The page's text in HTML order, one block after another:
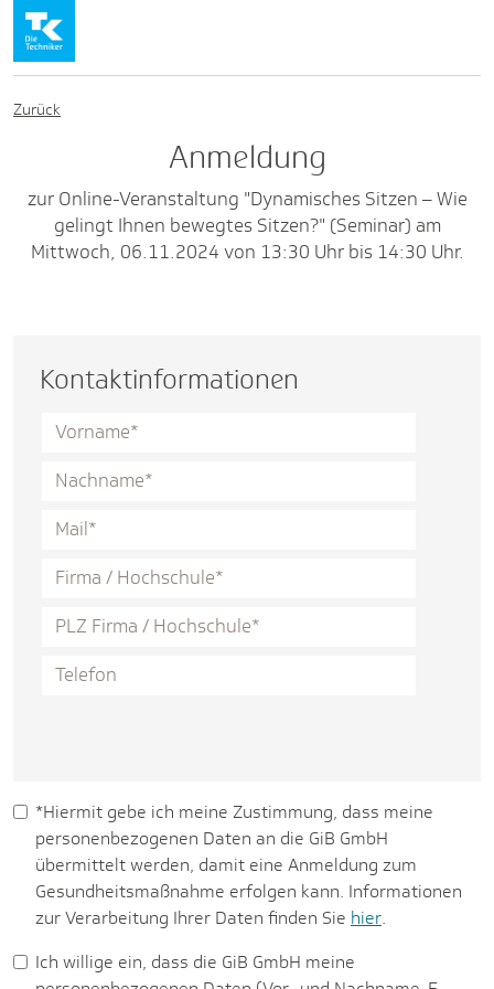
Zurück
Anmeldung
zur Online-Veranstaltung "Dynamisches Sitzen – Wie
gelingt Ihnen bewegtes Sitzen?" (Seminar) am
Mittwoch, 06.11.2024 von 13:30 Uhr bis 14:30 Uhr.
Kontaktinformationen
*Hiermit gebe ich meine Zustimmung, dass meine
personenbezogenen Daten an die GiB GmbH
übermittelt werden, damit eine Anmeldung zum
Gesundheitsmaßnahme erfolgen kann. Informationen
zur Verarbeitung Ihrer Daten finden Sie hier.
Ich willige ein, dass die GiB GmbH meine